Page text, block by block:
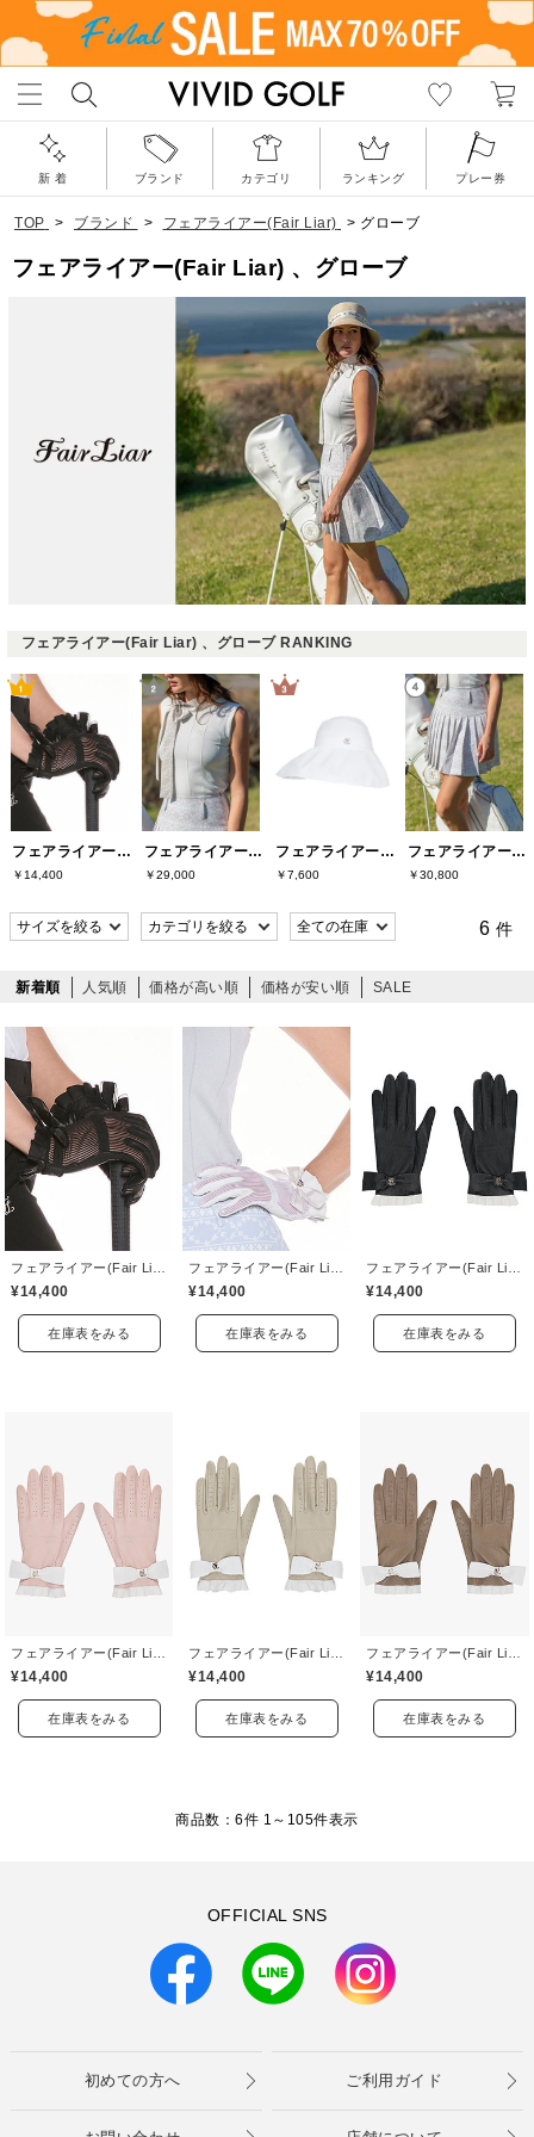
新 着 ブランド カテゴリ ランキング プレー券
TOP > ブランド > フェアライアー(Fair Liar) > グローブ
フェアライアー(Fair Liar) 、グローブ
フェアライアー(Fair Liar) 、グローブ RANKING
フェアライアー(Fair Liar)
￥14,400
フェアライアー(Fair Liar)
￥29,000
フェアライアー(Fair Liar)
￥7,600
フェアライアー(Fair Liar)
￥30,800
6 件
新着順 人気順 価格が高い順 価格が安い順 SALE
¥14,400
在庫表をみる
¥14,400
在庫表をみる
¥14,400
在庫表をみる
フェアライアー(Fair Liar)
¥14,400
在庫表をみる
フェアライアー(Fair Liar)
¥14,400
在庫表をみる
フェアライアー(Fair Liar)
¥14,400
在庫表をみる
商品数：6件 1～ 105件表示
OFFICIAL SNS
初めての方へ ご利用ガイド